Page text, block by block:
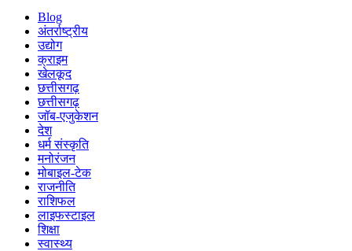
Blog
अंतर्राष्ट्रीय
उद्योग
क्राइम
खेलकूद
छत्तीसगढ़
छत्तीसगढ़
जॉब-एजुकेशन
देश
धर्म संस्कृति
मनोरंजन
मोबाइल-टेक
राजनीति
राशिफल
लाइफस्टाइल
शिक्षा
स्वास्थ्य